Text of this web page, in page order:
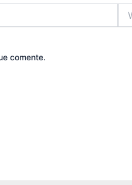
comente.